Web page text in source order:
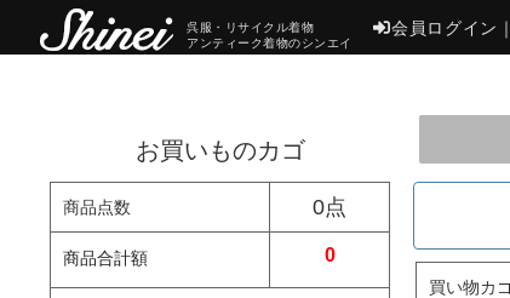
呉服・リサイクル着物
アンティーク着物のシンエイ
会員ログイン ｜
お買いものカゴ
商品点数 0点
商品合計額 0
買い物カ